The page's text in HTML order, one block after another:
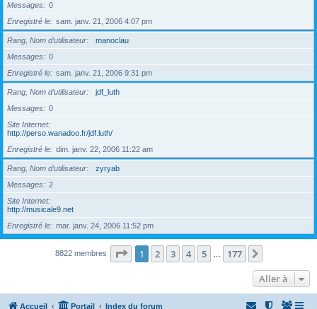
Messages
0
Enregistré le
sam. janv. 21, 2006 4:07 pm
Rang, Nom d’utilisateur
manoclau
Messages
0
Enregistré le
sam. janv. 21, 2006 9:31 pm
Rang, Nom d’utilisateur
jdf_luth
Messages
0
Site Internet
http://perso.wanadoo.fr/jdf.luth/
Enregistré le
dim. janv. 22, 2006 11:22 am
Rang, Nom d’utilisateur
zyryab
Messages
2
Site Internet
http://musicale9.net
Enregistré le
mar. janv. 24, 2006 11:52 pm
8822 membres Page 1sur177
1 2 3 4 5 177
Aller à
Accueil Portail Index du forum